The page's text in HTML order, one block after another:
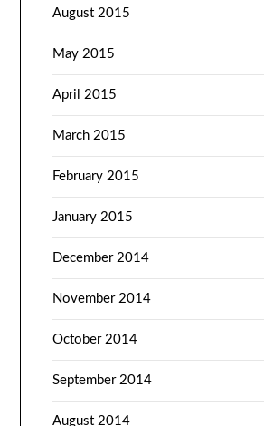
August 2015
May 2015
April 2015
March 2015
February 2015
January 2015
December 2014
November 2014
October 2014
September 2014
August 2014